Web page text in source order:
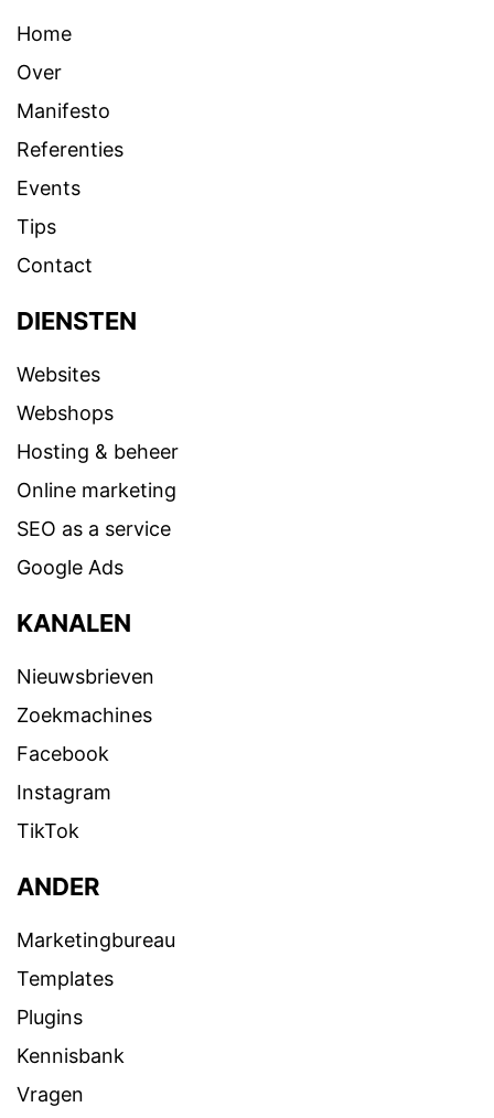
Home
Over
Manifesto
Referenties
Events
Tips
Contact
DIENSTEN
Websites
Webshops
Hosting & beheer
Online marketing
SEO as a service
Google Ads
KANALEN
Nieuwsbrieven
Zoekmachines
Facebook
Instagram
TikTok
ANDER
Marketingbureau
Templates
Plugins
Kennisbank
Vragen